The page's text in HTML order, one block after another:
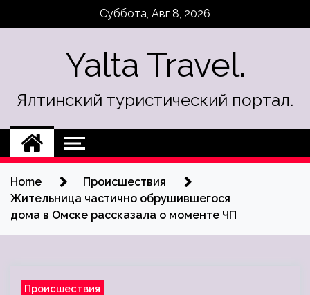
Суббота, Авг 8, 2026
Yalta Travel.
Ялтинский туристический портал.
Home
Происшествия
Жительница частично обрушившегося
дома в Омске рассказала о моменте ЧП
Происшествия